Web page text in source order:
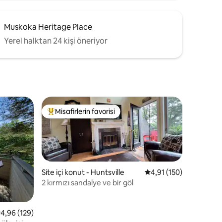
Muskoka Heritage Place
Yerel halktan 24 kişi öneriyor
ortalama 4,96 puan, 129 değerlendirme
4,96 (129)
Misafirlerin favorilerinden en beğenilenler arasında
Misafirlerin favorisi
Site içi konut - Huntsville 5 üzerinden ortalama
4,91 (150)
2 kırmızı sandalye ve bir göl